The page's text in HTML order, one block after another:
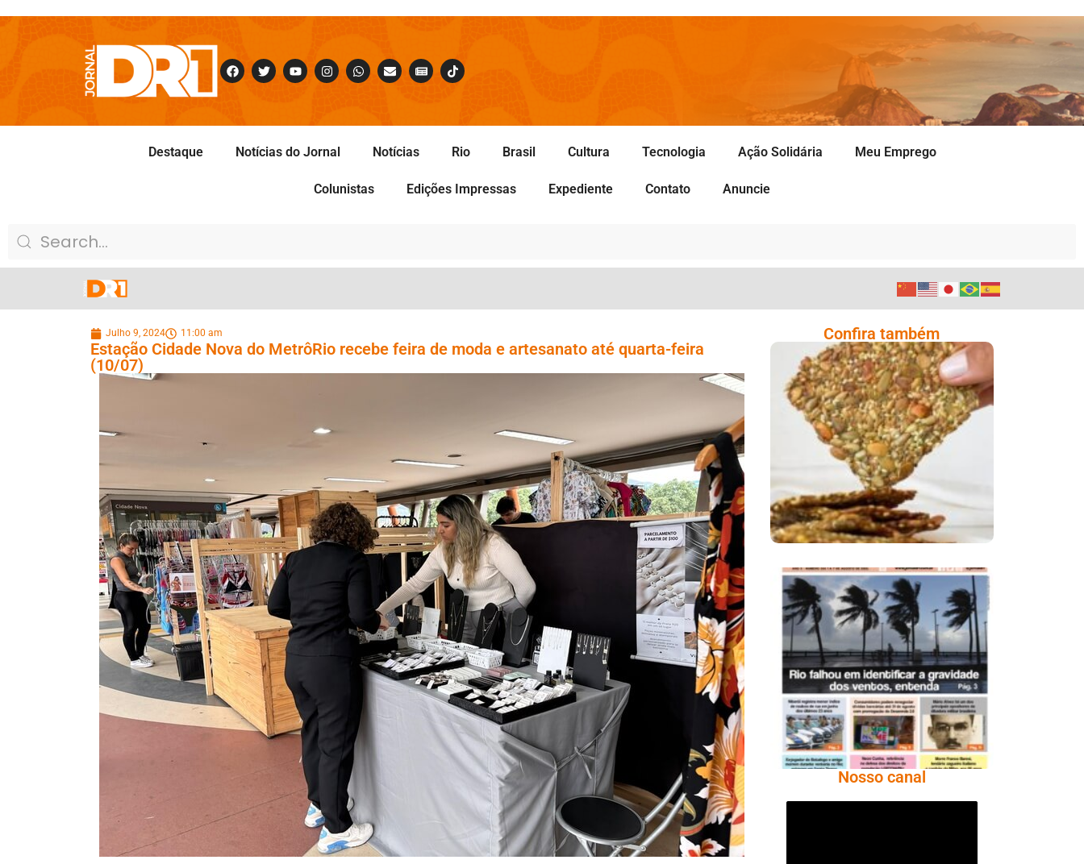
Destaque Notícias do Jornal Notícias Rio Brasil Cultura Tecnologia Ação Solidária Meu Emprego
Colunistas Edições Impressas Expediente Contato Anuncie
Julho 9, 2024 11:00 am
Estação Cidade Nova do MetrôRio recebe feira de moda e artesanato até quarta-feira
(10/07)
Confira também
Comer Bem: Cracker
De Sementes
Ano X – Número 366
01 A 07 De Agosto De
2026
Nosso canal